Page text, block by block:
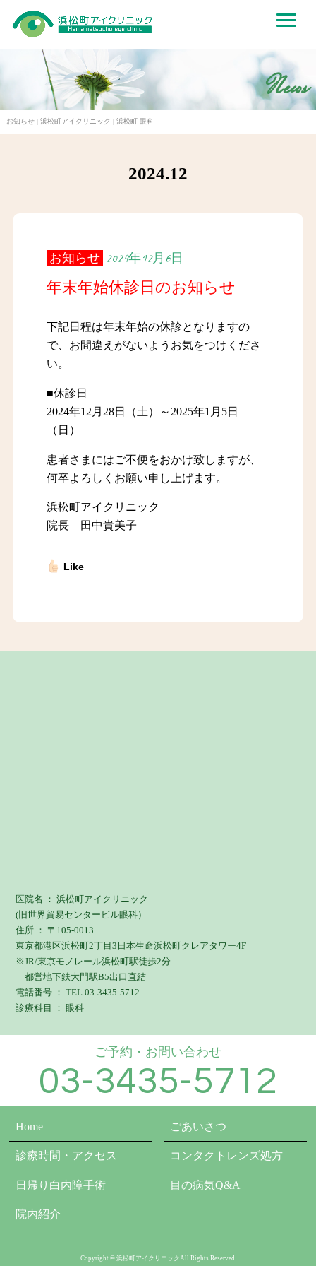
News
お知らせ | 浜松町アイクリニック | 浜松町 眼科
2024.12
お知らせ 2024年12月6日
年末年始休診日のお知らせ
下記日程は年末年始の休診となりますの
で、お間違えがないようお気をつけくださ
い。
■休診日
2024年12月28日（土）～2025年1月5日
（日）
患者さまにはご不便をおかけ致しますが、
何卒よろしくお願い申し上げます。
浜松町アイクリニック
院長 田中貴美子
Like
医院名 ： 浜松町アイクリニック
(旧世界貿易センタービル眼科）
住所 ： 〒105-0013
東京都港区浜松町2丁目3日本生命浜松町クレアタワー4F
※JR/東京モノレール浜松町駅徒歩2分
都営地下鉄大門駅B5出口直結
電話番号 ： TEL.03-3435-5712
診療科目 ： 眼科
ご予約・お問い合わせ
03-3435-5712
Home ごあいさつ
診療時間・アクセス コンタクトレンズ処方
日帰り白内障手術 目の病気Q&A
院内紹介
Copyright © 浜松町アイクリニックAll Rights Reserved.